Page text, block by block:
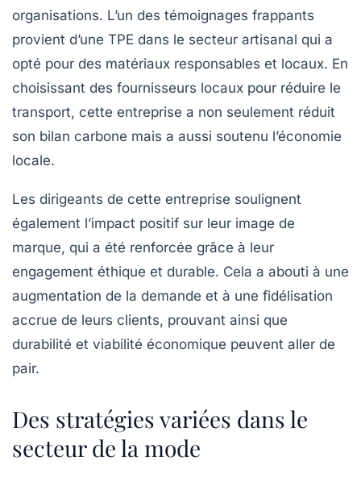
organisations. L’un des témoignages frappants
provient d’une TPE dans le secteur artisanal qui a
opté pour des matériaux responsables et locaux. En
choisissant des fournisseurs locaux pour réduire le
transport, cette entreprise a non seulement réduit
son bilan carbone mais a aussi soutenu l’économie
locale.
Les dirigeants de cette entreprise soulignent
également l’impact positif sur leur image de
marque, qui a été renforcée grâce à leur
engagement éthique et durable. Cela a abouti à une
augmentation de la demande et à une fidélisation
accrue de leurs clients, prouvant ainsi que
durabilité et viabilité économique peuvent aller de
pair.
Des stratégies variées dans le
secteur de la mode